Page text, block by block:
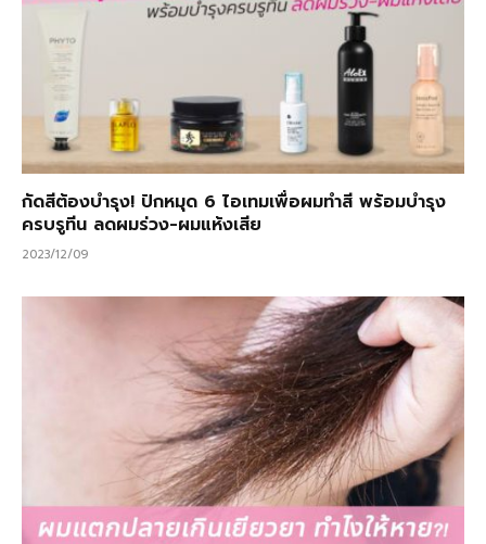
กัดสีต้องบำรุง! ปักหมุด 6 ไอเทมเพื่อผมทำสี พร้อมบำรุง
ครบรูทีน ลดผมร่วง-ผมแห้งเสีย
2023/12/09